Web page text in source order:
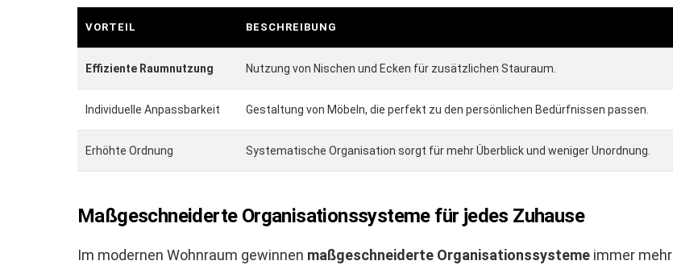
VORTEIL BESCHREIBUNG
Effiziente Raumnutzung Nutzung von Nischen und Ecken für zusätzlichen Stauraum.
Individuelle Anpassbarkeit Gestaltung von Möbeln, die perfekt zu den persönlichen Bedürfnissen passen.
Erhöhte Ordnung Systematische Organisation sorgt für mehr Überblick und weniger Unordnung.
Maßgeschneiderte Organisationssysteme für jedes Zuhause
Im modernen Wohnraum gewinnen maßgeschneiderte Organisationssysteme immer mehr